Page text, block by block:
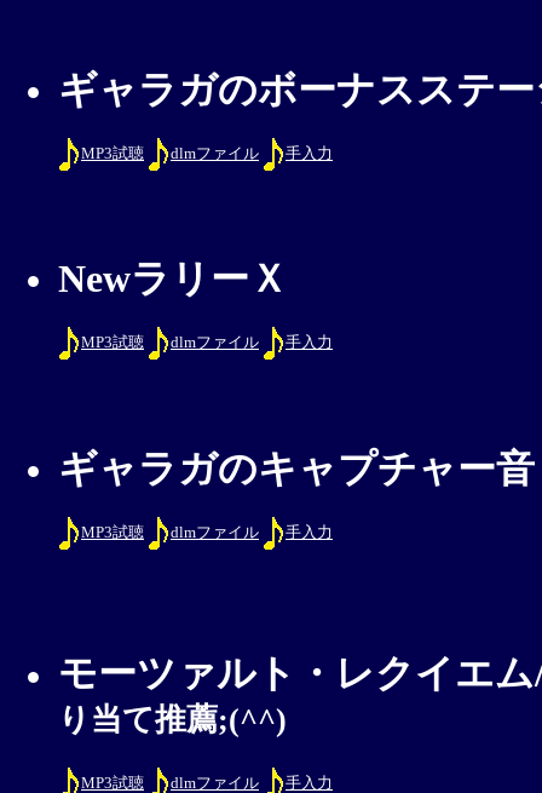
ギャラガのボーナスステ
MP3試聴 dlmファイル 手入力
NewラリーＸ
MP3試聴 dlmファイル 手入力
ギャラガのキャプチャー音
MP3試聴 dlmファイル 手入力
モーツァルト・レクイエ
り当て推薦;(^^)
MP3試聴 dlmファイル 手入力